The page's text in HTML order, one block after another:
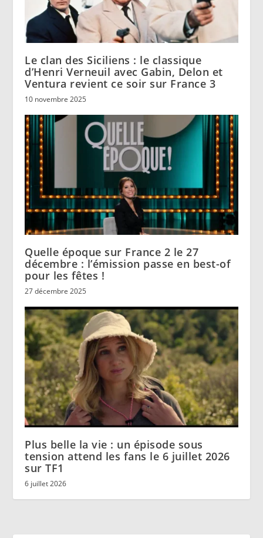
Le clan des Siciliens : le classique
d’Henri Verneuil avec Gabin, Delon et
Ventura revient ce soir sur France 3
10 novembre 2025
Quelle époque sur France 2 le 27
décembre : l’émission passe en best-of
pour les fêtes !
27 décembre 2025
Plus belle la vie : un épisode sous
tension attend les fans le 6 juillet 2026
sur TF1
6 juillet 2026